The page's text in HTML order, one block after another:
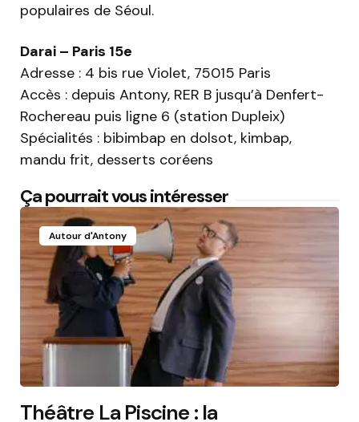
populaires de Séoul.
Darai – Paris 15e
Adresse : 4 bis rue Violet, 75015 Paris
Accès : depuis Antony, RER B jusqu’à Denfert-
Rochereau puis ligne 6 (station Dupleix)
Spécialités : bibimbap en dolsot, kimbap,
mandu frit, desserts coréens
Ça pourrait vous intéresser
Autour d'Antony
Théâtre La Piscine : la